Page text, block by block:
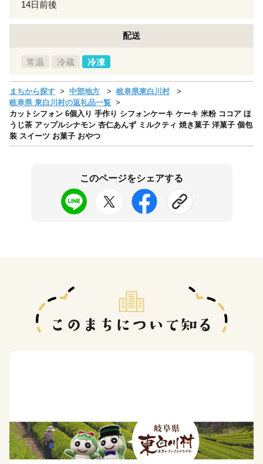
14日前後
配送
常温 冷蔵 冷凍
まちから探す 中部地方
岐阜県東白川村
岐阜県 東白川村の返礼品一覧
カットシフォン 6個入り 手作り シフォンケーキ ケーキ 米粉 ココア ほ
うじ茶 アップルシナモン 杏仁あんず ミルクティ 焼き菓子 洋菓子 個包
装 スイーツ お菓子 おやつ
このページをシェアする